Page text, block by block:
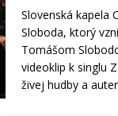
Slovenská kapela
Sloboda, ktorý
Tomášom
videoklip k singlu
živej hudby a